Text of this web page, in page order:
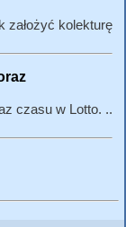
założyć kolekturę
czasu w Lotto. ..